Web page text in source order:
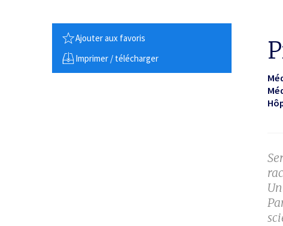
Ajouter aux favoris
Imprimer / télécharger